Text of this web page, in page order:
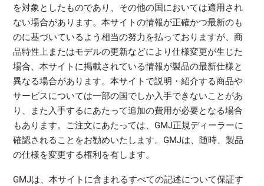
を対象としたものであり、その他の国においては適用され
ない場合があります。本サイトの情報が正確かつ最新のも
のに基づいているよう相当の努力を払っておりますが、商
品特性上またはモデルの更新などにより仕様変更が生じた
場合、本サイトに掲載されている情報が製品の最新仕様と
異なる場合があります。本サイトで説明・紹介する商品や
サービスについては一部の国でしか入手できないことがあ
り、また入手するにあたって追加の費用が必要となる場合
もあります。ご注文にあたっては、GMJ正規ディーラーに
確認されることをお勧めいたします。GMJは、随時、製品
の仕様を変更する権利を有します。
GMJは、本サイトに含まれるすべての記述について保証す